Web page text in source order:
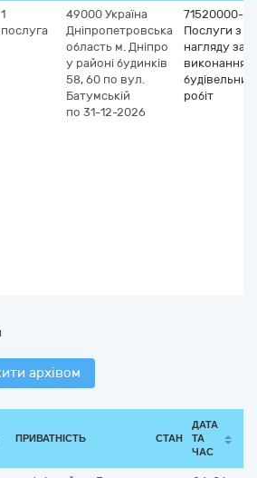
1
послуга
49000 Україна
Дніпропетровська
область м. Дніпро
у районі будинків
58, 60 по вул.
Батумській
по 31-12-2026
71520000-9
Послуги з
нагляду за
виконанням
будівельних
робіт
архівом
ПРИВАТНІСТЬ СТАН
ДАТА
ТА
ЧАС